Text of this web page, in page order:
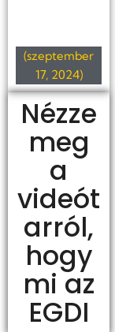
(szeptember
17, 2024)
Nézze
meg
a
videót
arról,
hogy
mi az
EGDI